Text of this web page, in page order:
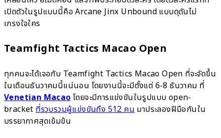
เปิดตัวในรูปแบบนี้คือ Arcane Jinx Unbound แบบดุดันไม่
เกรงใจใคร
Teamfight Tactics Macao Open
ทุกคนจะได้เจอกับ Teamfight Tactics Macao Open ที่จะจัดขึ้น
ในเดือนธันวาคมนี้แน่นอน โดยงานนี้จะมีตั้งแต่ 6-8 ธันวาคม ที่
Venetian Macaoโดยจะมีการแข่งขันในรูปแบบ open-
bracketที่รวบรวมผู้แข่งขันถึง 512 คน มาประลองฝีมือกันใน
บรรยากาศสุดเข้มข้น